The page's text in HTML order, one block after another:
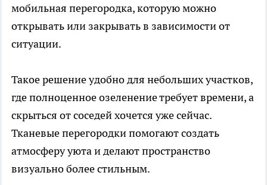
мобильная перегородка, которую можно
открывать или закрывать в зависимости от
ситуации.
Такое решение удобно для небольших участков,
где полноценное озеленение требует времени, а
скрыться от соседей хочется уже сейчас.
Тканевые перегородки помогают создать
атмосферу уюта и делают пространство
визуально более стильным.